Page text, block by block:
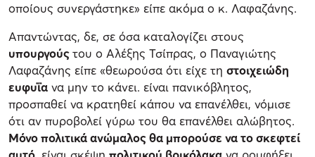
οποίους συνεργάστηκε» είπε ακόμα ο κ. Λαφαζάνης.
Απαντώντας, δε, σε όσα καταλογίζει στους
υπουργούςτου ο Αλέξης Τσίπρας, ο Παναγιώτης
Λαφαζάνης είπε «θεωρούσα ότι είχε τη στοιχειώδη
ευφυΐα να μην το κάνει. είναι πανικόβλητος,
προσπαθεί να κρατηθεί κάπου να επανέλθει, νόμισε
ότι αν πυροβολεί γύρω του θα επανέλθει αλώβητος.
Μόνο πολιτικά ανώμαλος θα μπορούσε να το σκεφτεί